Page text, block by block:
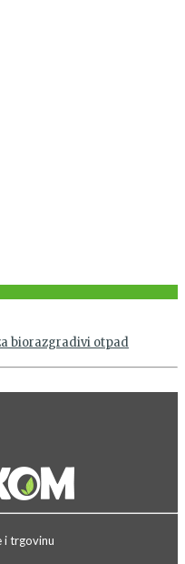
biorazgradivi otpad
i trgovinu